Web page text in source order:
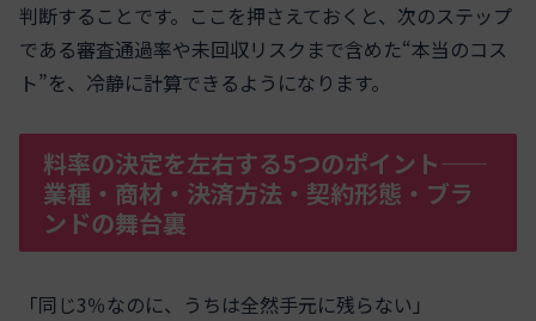
判断することです。ここを押さえておくと、次のステップ
である審査通過率や未回収リスクまで含めた“本当のコス
ト”を、冷静に計算できるようになります。
料率の決定を左右する5つのポイント——
業種・商材・決済方法・契約形態・ブラ
ンドの舞台裏
「同じ3％なのに、うちは全然手元に残らない」